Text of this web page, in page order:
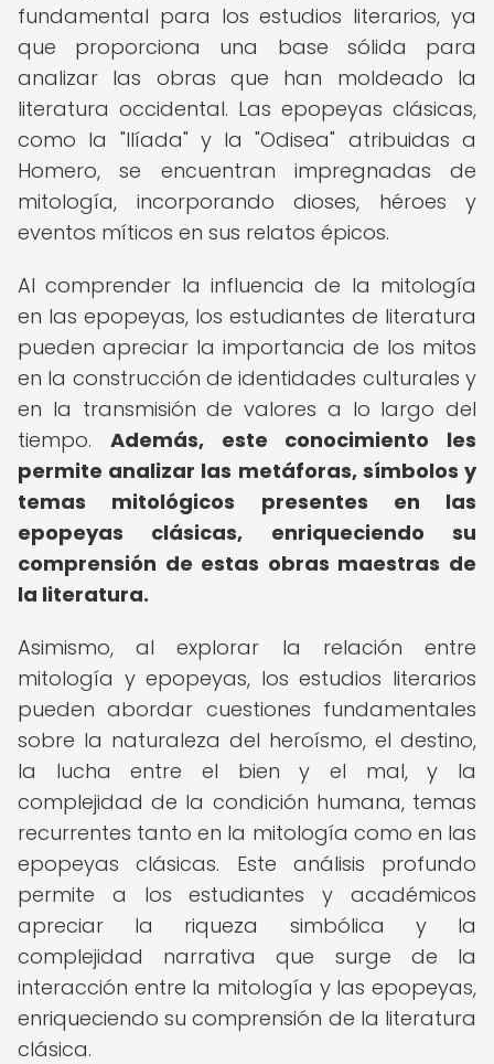
fundamental para los estudios literarios, ya
que proporciona una base sólida para
analizar las obras que han moldeado la
literatura occidental. Las epopeyas clásicas,
como la "Ilíada" y la "Odisea" atribuidas a
Homero, se encuentran impregnadas de
mitología, incorporando dioses, héroes y
eventos míticos en sus relatos épicos.
Al comprender la influencia de la mitología
en las epopeyas, los estudiantes de literatura
pueden apreciar la importancia de los mitos
en la construcción de identidades culturales y
en la transmisión de valores a lo largo del
tiempo. Además, este conocimiento les
permite analizar las metáforas, símbolos y
temas mitológicos presentes en las
epopeyas clásicas, enriqueciendo su
comprensión de estas obras maestras de
la literatura.
Asimismo, al explorar la relación entre
mitología y epopeyas, los estudios literarios
pueden abordar cuestiones fundamentales
sobre la naturaleza del heroísmo, el destino,
la lucha entre el bien y el mal, y la
complejidad de la condición humana, temas
recurrentes tanto en la mitología como en las
epopeyas clásicas. Este análisis profundo
permite a los estudiantes y académicos
apreciar la riqueza simbólica y la
complejidad narrativa que surge de la
interacción entre la mitología y las epopeyas,
enriqueciendo su comprensión de la literatura
clásica.